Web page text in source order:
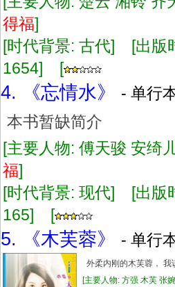
得福]
[时代背景: 古代] [出
1654] [
4. 《忘情水》
- 单行
本书暂缺简介
[主要人物: 傅天骏 安
福]
[时代背景: 现代] [出
165] [
5. 《木芙蓉》 - 单行
外柔内刚的木芙蓉，
[主要人物: 方强 木芙